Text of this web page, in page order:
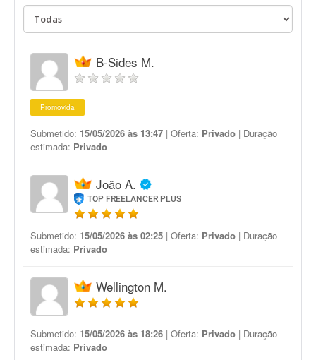
B-Sides M.
Promovida
Submetido: 15/05/2026 às 13:47 | Oferta: Privado | Duração
estimada: Privado
João A.
TOP FREELANCER PLUS
Submetido: 15/05/2026 às 02:25 | Oferta: Privado | Duração
estimada: Privado
Wellington M.
Submetido: 15/05/2026 às 18:26 | Oferta: Privado | Duração
estimada: Privado